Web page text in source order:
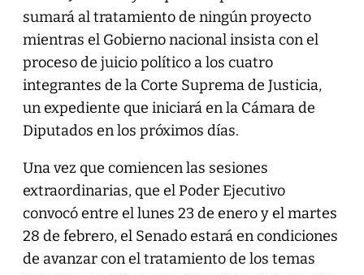
sumará al tratamiento de ningún proyecto
mientras el Gobierno nacional insista con el
proceso de juicio político a los cuatro
integrantes de la Corte Suprema de Justicia,
un expediente que iniciará en la Cámara de
Diputados en los próximos días.
Una vez que comiencen las sesiones
extraordinarias, que el Poder Ejecutivo
convocó entre el lunes 23 de enero y el martes
28 de febrero, el Senado estará en condiciones
de avanzar con el tratamiento de los temas